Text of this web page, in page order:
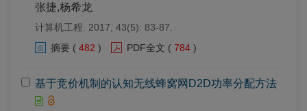
张捷,杨希龙
计算机工程. 2017, 43(5): 83-87.
摘要 ( 482 ) PDF全文 ( 784 )
基于竞价机制的认知无线蜂窝网D2D功率分配方法